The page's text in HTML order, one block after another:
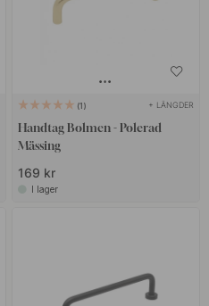
1 + LÄNGDER
Handtag Bolmen - Polerad
Mässing
169 kr
I lager